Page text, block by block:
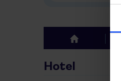
top
Hotel